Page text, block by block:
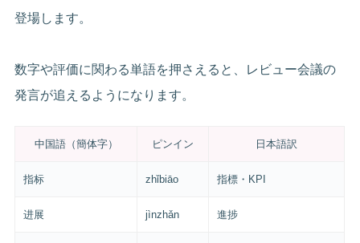
登場します。
数字や評価に関わる単語を押さえると、レビュー会議の
発言が追えるようになります。
中国語（簡体字） ピンイン 日本語訳
指标 zhǐbiāo 指標・KPI
进展 jìnzhǎn 進捗